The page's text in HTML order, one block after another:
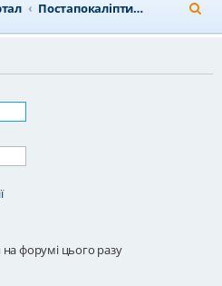
Постапокаліптичний форум
о
форумі цього разу